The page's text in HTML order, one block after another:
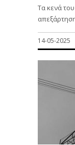
Τα κενά
14-05-2025